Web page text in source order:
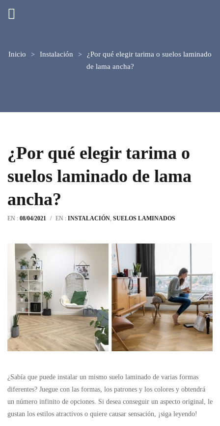
Inicio Instalación
¿Por qué elegir tarima o suelos laminado
de lama ancha?
¿Por qué elegir tarima o
suelos laminado de lama
ancha?
EN : 08/04/2021 / EN : INSTALACIÓN, SUELOS LAMINADOS
¿Sabía que puede instalar un mismo suelo laminado de varias formas
diferentes? Juegue con las formas, los patrones y los colores y obtendrá
un número infinito de opciones. Si desea conseguir un aspecto original, le
gustan los estilos atractivos o quiere causar sensación, ¡siga leyendo!